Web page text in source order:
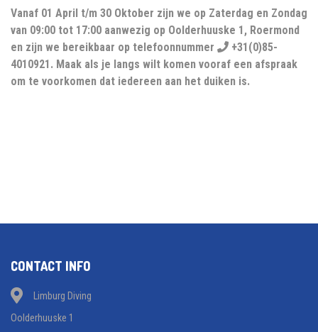
Vanaf 01 April t/m 30 Oktober zijn we op Zaterdag en Zondag
van 09:00 tot 17:00 aanwezig op Oolderhuuske 1, Roermond
en zijn we bereikbaar op telefoonnummer
+31(0)85-
4010921. Maak als je langs wilt komen vooraf een afspraak
om te voorkomen dat iedereen aan het duiken is.
CONTACT INFO
Limburg Diving
Oolderhuuske 1